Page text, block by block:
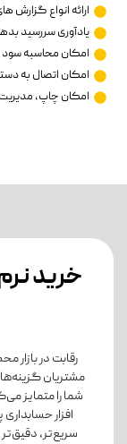
ارائه انواع گزارش
یادآوری سررسید
امکان محاسبه
امکان اتصال به
امکان چاپ،
خرید
رقابت در
مشتریان
شما را متمایز
افزار
سریع‌تر،